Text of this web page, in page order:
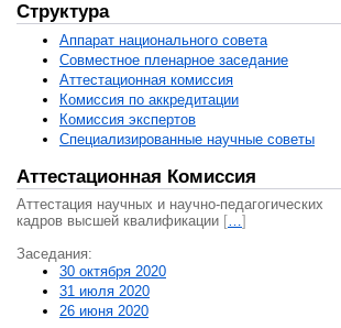
Структура
Аппарат национального совета
Совместное пленарное заседание
Аттестационная комисcия
Комиссия по аккредитации
Комиссия экспертов
Специализированные научные советы
Аттестационная Комиссия
Аттестация научных и научно-педагогических
кадров высшей квалификации […]
Заседания:
30 октября 2020
31 июля 2020
26 июня 2020